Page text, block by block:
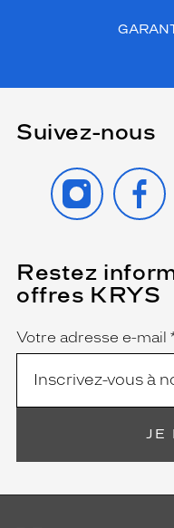
Suivez-nous
INSTAGRAM
Restez
offres KRYS
Name
Votre adresse e-mail
(Ce
champ
est
obligatoire)
JE